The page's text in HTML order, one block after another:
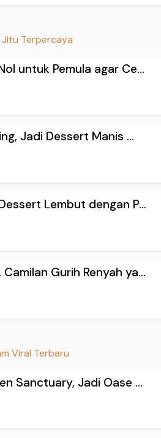
Jitu Terpercaya
untuk Pemula agar Ce...
Jadi Dessert Manis ...
Lembut dengan P...
Gurih Renyah ya...
Viral Terbaru
Sanctuary, Jadi Oase ...